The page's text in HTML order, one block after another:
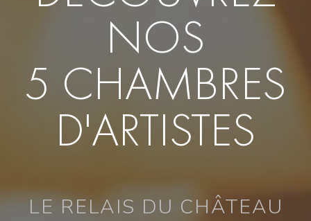
NOS
5 CHAMBRES
D'ARTISTES
LE RELAIS DU CHÂTEAU